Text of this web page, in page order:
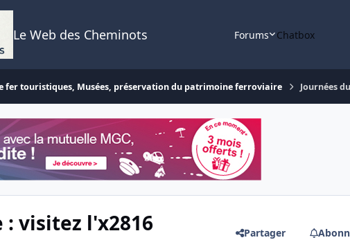
Le Web des Cheminots Forums Chatbox
fer touristiques, Musées, préservation du patrimoine ferroviaire Journées
visitez l'x2816 Partager